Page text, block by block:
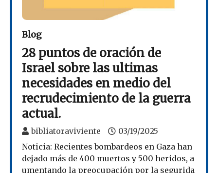
Blog
28 puntos de oración de
Israel sobre las ultimas
necesidades en medio del
recrudecimiento de la guerra
actual.
bibliatoraviviente
03/19/2025
Noticia: Recientes bombardeos en Gaza han
dejado más de 400 muertos y 500 heridos, a
umentando la preocupación por la segurida